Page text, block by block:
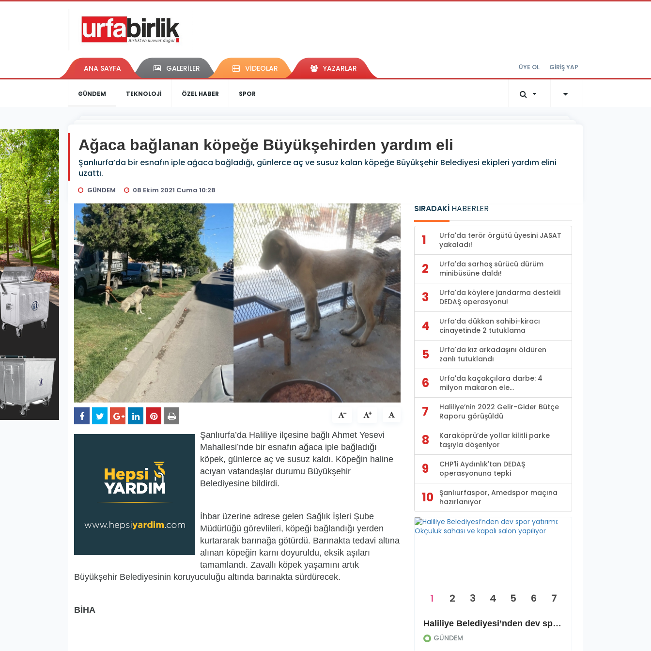
ANA SAYFA GALERİLER VİDEOLAR YAZARLAR ÜYE OL GİRİŞ YAP
GÜNDEM TEKNOLOJİ ÖZEL HABER SPOR
Ağaca bağlanan köpeğe Büyükşehirden yardım eli
Şanlıurfa’da bir esnafın iple ağaca bağladığı, günlerce aç ve susuz kalan köpeğe Büyükşehir Belediyesi ekipleri yardım elini
uzattı.
GÜNDEM 08 Ekim 2021 Cuma 10:28
Şanlıurfa’da Haliliye ilçesine bağlı Ahmet Yesevi
Mahallesi’nde bir esnafın ağaca iple bağladığı
köpek, günlerce aç ve susuz kaldı. Köpeğin haline
acıyan vatandaşlar durumu Büyükşehir
Belediyesine bildirdi.
İhbar üzerine adrese gelen Sağlık İşleri Şube
Müdürlüğü görevlileri, köpeği bağlandığı yerden
kurtararak barınağa götürdü. Barınakta tedavi altına
alınan köpeğin karnı doyuruldu, eksik aşıları
tamamlandı. Zavallı köpek yaşamını artık
Büyükşehir Belediyesinin koruyuculuğu altında barınakta sürdürecek.
BİHA
SIRADAKİ HABERLER
1
Urfa'da terör örgütü üyesini JASAT
yakaladı!
2
Urfa'da sarhoş sürücü dürüm
minibüsüne daldı!
3
Urfa'da köylere jandarma destekli
DEDAŞ operasyonu!
4
Urfa’da dükkan sahibi-kiracı
cinayetinde 2 tutuklama
5
Urfa'da kız arkadaşını öldüren
zanlı tutuklandı
6
Urfa'da kaçakçılara darbe: 4
milyon makaron ele...
7
Haliliye’nin 2022 Gelir-Gider Bütçe
Raporu görüşüldü
8
Karaköprü’de yollar kilitli parke
taşıyla döşeniyor
9
CHP'li Aydınlık'tan DEDAŞ
operasyonuna tepki
10
Şanlıurfaspor, Amedspor maçına
hazırlanıyor
Haliliye Belediyesi’nden dev spor yatırımı: Okçuluk sahası ve kapalı salon yapılıyor
GÜNDEM
1 2 3 4 5 6 7